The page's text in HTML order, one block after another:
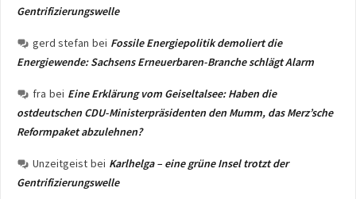
Gentrifizierungswelle
gerd stefan bei Fossile Energiepolitik demoliert die
Energiewende: Sachsens Erneuerbaren-Branche schlägt Alarm
fra bei Eine Erklärung vom Geiseltalsee: Haben die
ostdeutschen CDU-Ministerpräsidenten den Mumm, das Merz’sche
Reformpaket abzulehnen?
Unzeitgeist bei Karlhelga – eine grüne Insel trotzt der
Gentrifizierungswelle